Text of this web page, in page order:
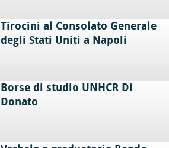
Tirocini al Consolato Generale
degli Stati Uniti a Napoli
Borse di studio UNHCR Di
Donato